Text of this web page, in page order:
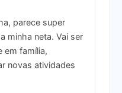
parece super
minha neta. Vai ser
em família,
novas atividades